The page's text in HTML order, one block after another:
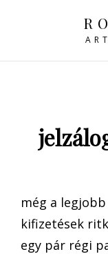
még a
kifizetések
egy pár régi